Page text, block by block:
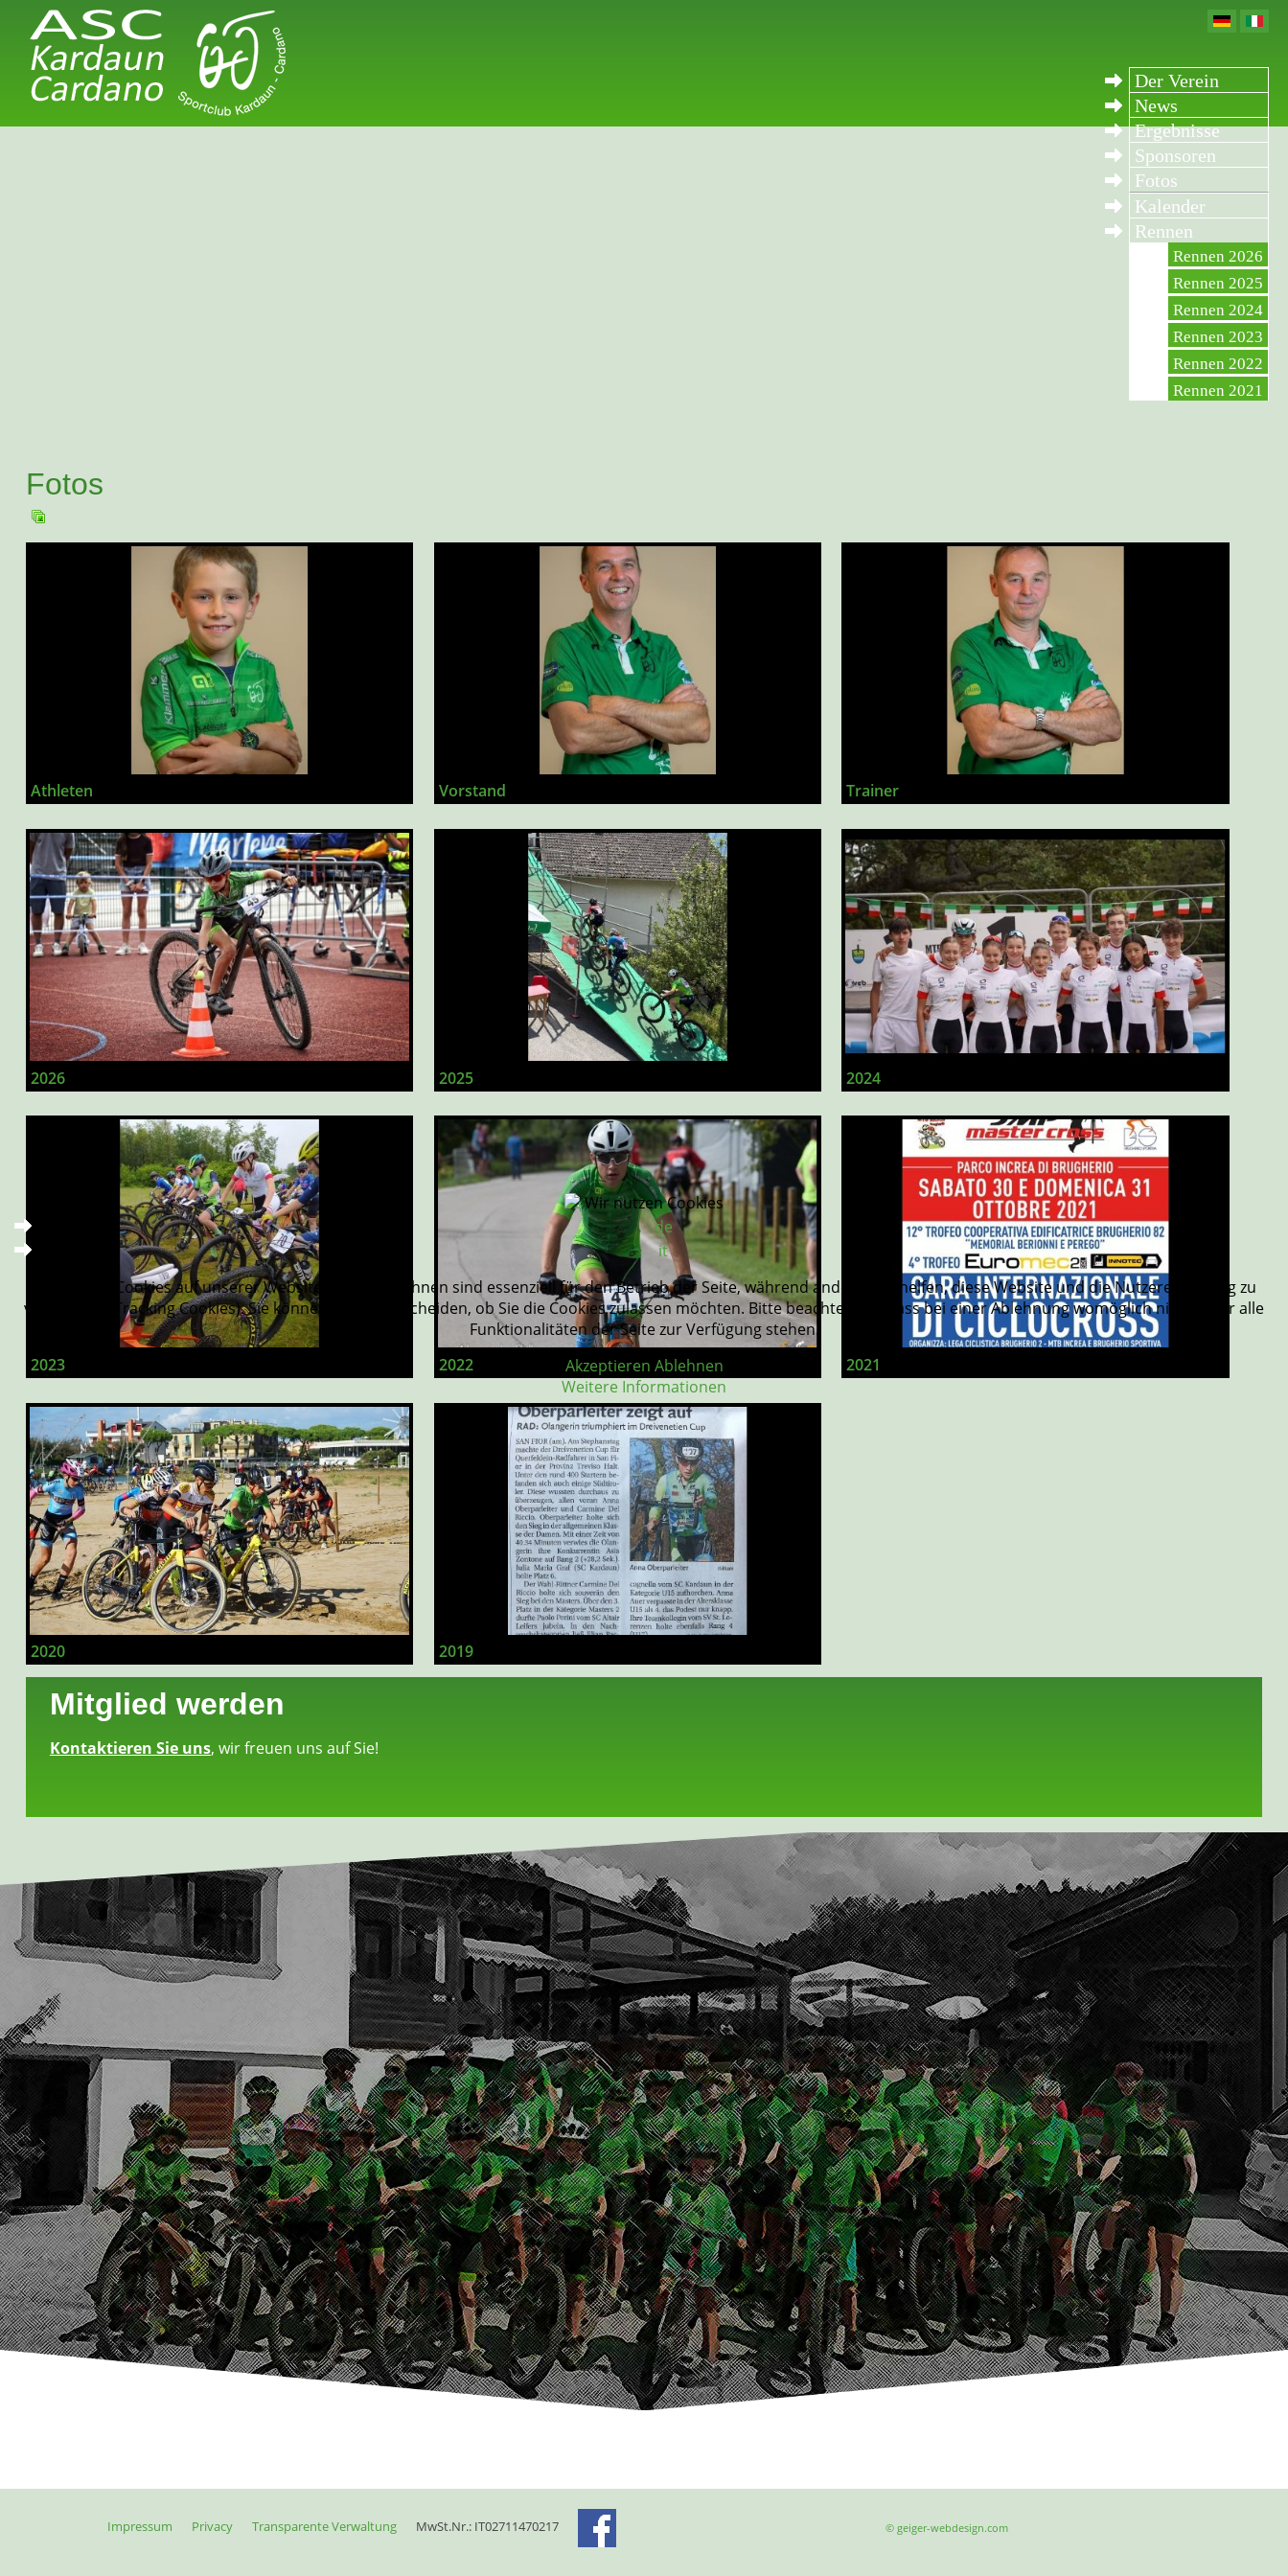
Der Verein
News
Ergebnisse
Sponsoren
Fotos
Kalender
Rennen
Rennen 2026
Rennen 2025
Rennen 2024
Rennen 2023
Rennen 2022
Rennen 2021
Fotos
Athleten Vorstand Trainer
2026 2025 2024
2023 2022 2021
2020 2019
Mitglied werden
Kontaktieren Sie uns, wir freuen uns auf Sie!
Impressum Privacy Transparente Verwaltung MwSt.Nr.: IT02711470217 © geiger-webdesign.com
Wir nutzen Cookies
de
it
Wir nutzen Cookies auf unserer Website. Einige von ihnen sind essenziell für den Betrieb der Seite, während andere uns helfen, diese Website und die Nutzererfahrung zu
verbessern (Tracking Cookies). Sie können selbst entscheiden, ob Sie die Cookies zulassen möchten. Bitte beachten Sie, dass bei einer Ablehnung womöglich nicht mehr alle
Funktionalitäten der Seite zur Verfügung stehen.
Akzeptieren Ablehnen
Weitere Informationen